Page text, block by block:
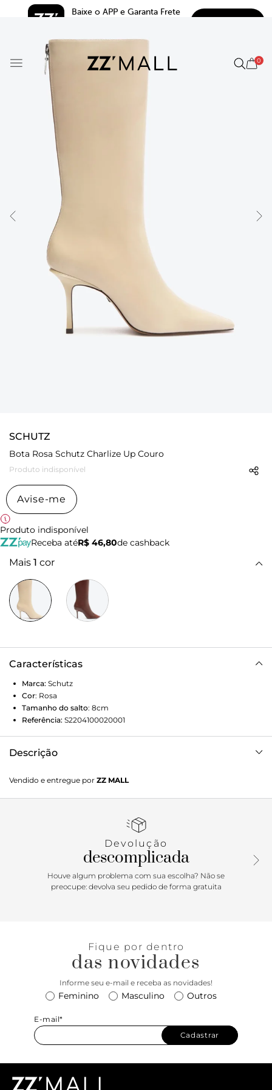
Baixe o APP e Garanta Frete
0
SCHUTZ
Bota Rosa Schutz Charlize Up Couro
Produto indisponível
Avise-me
Produto indisponível
Receba atéR$ 46,80de cashback
Mais 1 cor
Características
Marca: Schutz
Cor: Rosa
Tamanho do salto: 8cm
Referência: S2204100020001
Descrição
eleve seus looks a um novo patamar de estilo! Com um
design clássico e atemporal, essa a peça chave para você se
garante um visual premium e duradouro, enquanto o salto
O bico fino completa o design com um toque moderno e
Vendido e entregue por ZZ MALL
Devolução
descomplicada
Houve algum problema com sua escolha? Não se
preocupe: devolva seu pedido de forma gratuita
Fique por dentro
das novidades
Informe seu e-mail e receba as novidades!
Feminino Masculino Outros
E-mail*
Cadastrar